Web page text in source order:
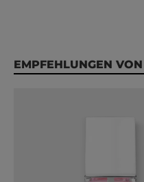
Produktgalerie
EMPFEHLUNGEN